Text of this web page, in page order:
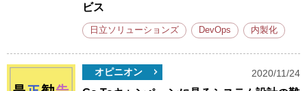
ビス
日立ソリューションズ DevOps 内製化
オピニオン 2020/11/24